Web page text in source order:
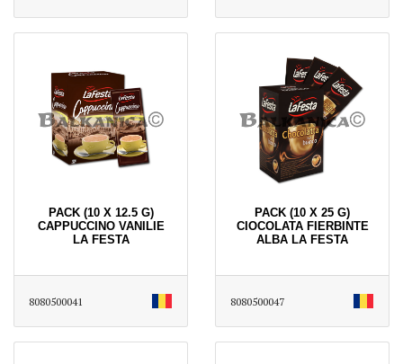
PACK (10 X 12.5 G)
CAPPUCCINO VANILIE
LA FESTA
8080500041
PACK (10 X 25 G)
CIOCOLATA FIERBINTE
ALBA LA FESTA
8080500047